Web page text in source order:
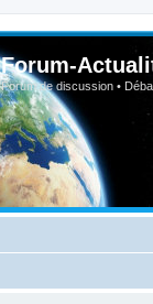
Forum-
Forum de discussion •